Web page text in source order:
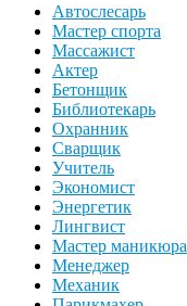
Автослесарь
Мастер спорта
Массажист
Актер
Бетонщик
Библиотекарь
Охранник
Сварщик
Учитель
Экономист
Энергетик
Лингвист
Мастер маникюра
Менеджер
Механик